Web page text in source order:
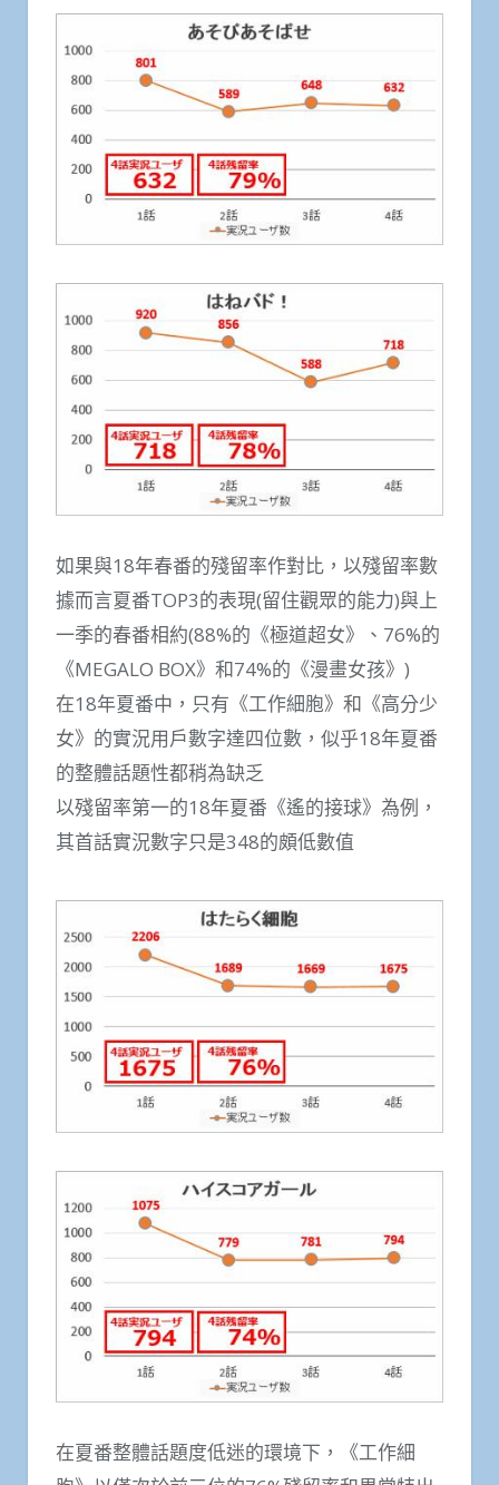
如果與18年春番的殘留率作對比，以殘留率數
據而言夏番TOP3的表現(留住觀眾的能力)與上
一季的春番相約(88%的《極道超女》、76%的
《MEGALO BOX》和74%的《漫畫女孩》)
在18年夏番中，只有《工作細胞》和《高分少
女》的實況用戶數字達四位數，似乎18年夏番
的整體話題性都稍為缺乏
以殘留率第一的18年夏番《遙的接球》為例，
其首話實況數字只是348的頗低數值
在夏番整體話題度低迷的環境下，《工作細